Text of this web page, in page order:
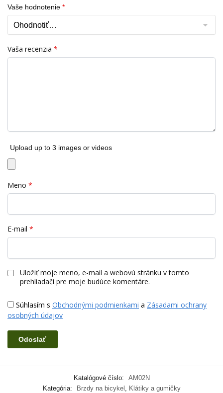
Vaše hodnotenie *
Vaša recenzia *
Upload up to 3 images or videos
Meno *
E-mail *
Uložiť moje meno, e-mail a webovú stránku v tomto
prehliadači pre moje budúce komentáre.
Súhlasím s Obchodnými podmienkami a Zásadami ochrany
osobných údajov
Katalógové číslo:
AM02N
Kategória:
Brzdy na bicykel , Klátiky a gumičky